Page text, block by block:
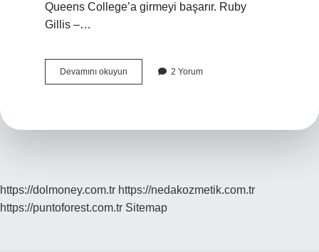
Queens College’a girmeyi başarır. Ruby
Gillis –…
Devamını okuyun
With
2 Yorum
https://dolmoney.com.tr https://nedakozmetik.com.tr
https://puntoforest.com.tr Sitemap